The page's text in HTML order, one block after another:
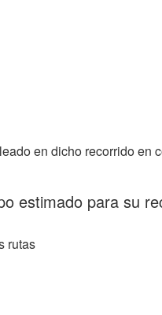
en dicho recorrido en
estimado para su
rutas